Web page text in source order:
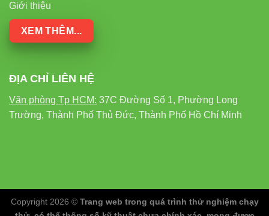
Giới thiệu
XEM THÊM...
ĐỊA CHỈ LIÊN HỆ
Văn phòng Tp HCM: 37C Đường Số 1, Phường Long
Trường, Thành Phố Thủ Đức, Thành Phố Hồ Chí Minh
Copyright 2026 © Trang web trong quá trình thử nghiệm chạy